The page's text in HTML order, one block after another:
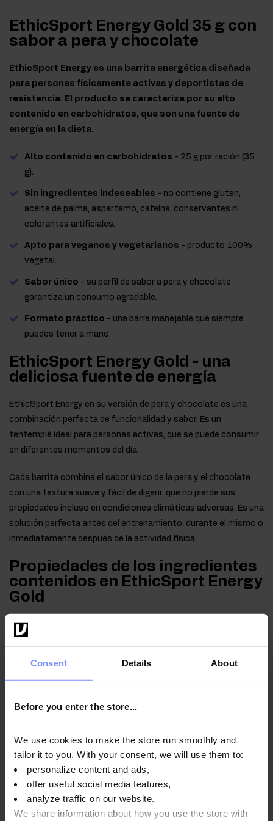
Consent Details About
Before you enter the store...
We use cookies to make the store run smoothly and
tailor it to you. With your consent, we will use them to:
personalize content and ads,
offer useful social media features,
analyze traffic on our website.
We share information about how you use the store with
EthicSport Energy Gold 35 g con
sabor a pera y chocolate
EthicSport Energy es una barrita energética diseñada
para personas físicamente activas y deportistas de
resistencia. El producto se caracteriza por su alto
contenido en carbohidratos, que son una fuente de
energía en la dieta.
Alto contenido en carbohidratos - 25 g por ración (35
g).
Sin ingredientes indeseables - no contiene gluten,
aceite de palma, aspartamo, cafeína, conservantes ni
colorantes artificiales.
Apto para veganos y vegetarianos - producto 100%
vegetal.
Sabor único - su perfil de sabor a pera y chocolate
garantiza un consumo agradable.
Formato práctico - una barra manejable que siempre
puedes tener a mano.
EthicSport Energy Gold - una
deliciosa fuente de energía
EthicSport Energy en su versión de pera y chocolate es una
combinación perfecta de funcionalidad y sabor. Es un
tentempié ideal para personas activas, que se puede consumir
en diferentes momentos del día.
Cada barrita combina el sabor único de la pera y el chocolate
con una textura suave y fácil de digerir, que no pierde sus
propiedades incluso en condiciones climáticas adversas. Es una
solución perfecta antes del entrenamiento, durante el mismo o
inmediatamente después de la actividad física.
Propiedades de los ingredientes
contenidos en EthicSport Energy
Gold
Los carbohidratos
funcionamiento normal de los músculos (contracción) después
físico muy intenso o prolongado que provoque fatiga muscular
y agotamiento de las reservas de glucógeno en los músculos
esqueléticos, y no más tarde de 6 horas después de dicho